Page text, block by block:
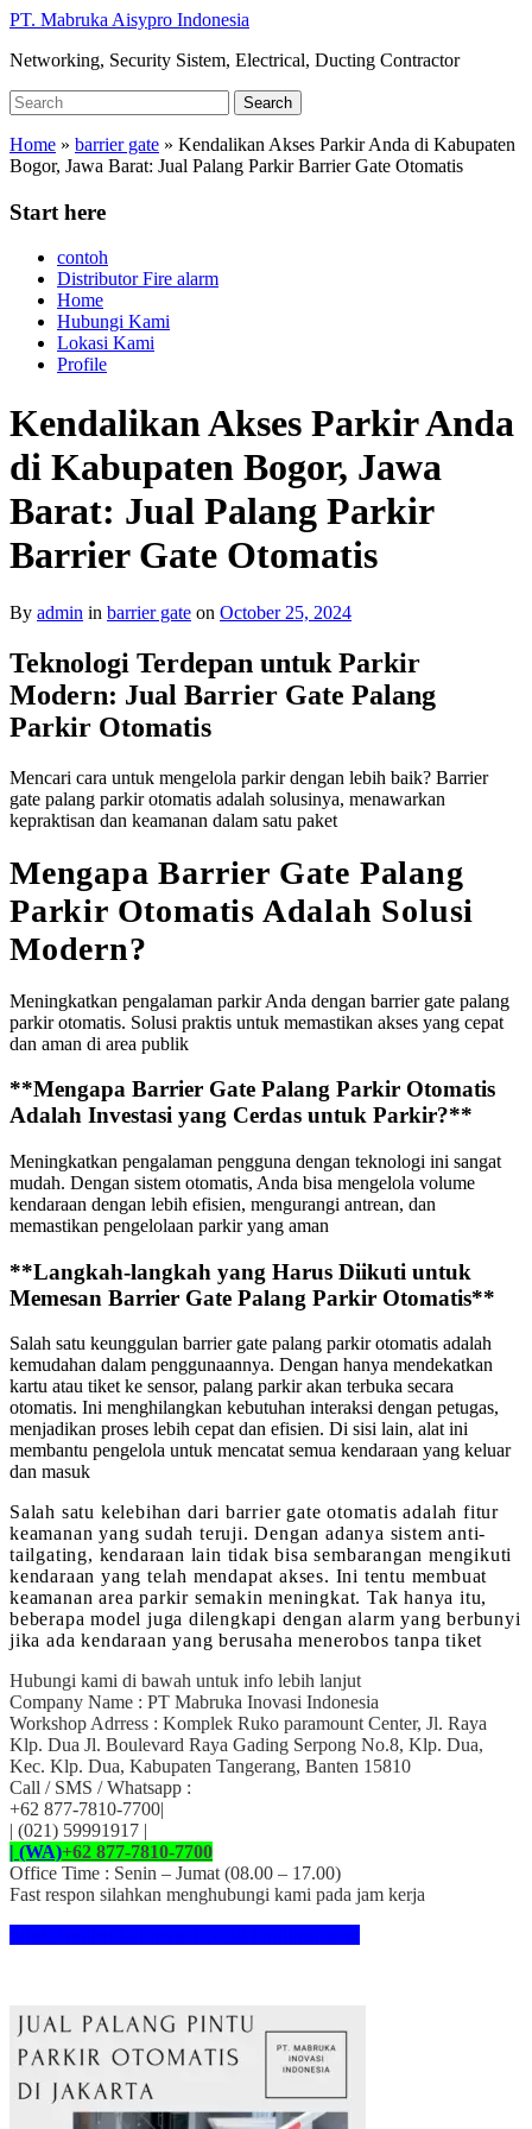
Skip
main
PT. Mabruka Aisypro Indonesia
Networking, Security Sistem, Electrical, Ducting Contractor
Search
for:
Search
Home » barrier gate » Kendalikan Akses Parkir Anda di Kabupaten
Bogor, Jawa Barat: Jual Palang Parkir Barrier Gate Otomatis
Start here
contoh
Distributor Fire alarm
Home
Hubungi Kami
Lokasi Kami
Profile
Kendalikan Akses Parkir Anda
di Kabupaten Bogor, Jawa
Barat: Jual Palang Parkir
Barrier Gate Otomatis
By admin in barrier gate on October 25, 2024
Teknologi Terdepan untuk Parkir
Modern: Jual Barrier Gate Palang
Parkir Otomatis
Mencari cara untuk mengelola parkir dengan lebih baik? Barrier
gate palang parkir otomatis adalah solusinya, menawarkan
kepraktisan dan keamanan dalam satu paket
Mengapa Barrier Gate Palang
Parkir Otomatis Adalah Solusi
Modern?
Meningkatkan pengalaman parkir Anda dengan barrier gate palang
parkir otomatis. Solusi praktis untuk memastikan akses yang cepat
dan aman di area publik
**Mengapa Barrier Gate Palang Parkir Otomatis
Adalah Investasi yang Cerdas untuk Parkir?**
Meningkatkan pengalaman pengguna dengan teknologi ini sangat
mudah. Dengan sistem otomatis, Anda bisa mengelola volume
kendaraan dengan lebih efisien, mengurangi antrean, dan
memastikan pengelolaan parkir yang aman
**Langkah-langkah yang Harus Diikuti untuk
Memesan Barrier Gate Palang Parkir Otomatis**
Salah satu keunggulan barrier gate palang parkir otomatis adalah
kemudahan dalam penggunaannya. Dengan hanya mendekatkan
kartu atau tiket ke sensor, palang parkir akan terbuka secara
otomatis. Ini menghilangkan kebutuhan interaksi dengan petugas,
menjadikan proses lebih cepat dan efisien. Di sisi lain, alat ini
membantu pengelola untuk mencatat semua kendaraan yang keluar
dan masuk
Salah satu kelebihan dari barrier gate otomatis adalah fitur
keamanan yang sudah teruji. Dengan adanya sistem anti-
tailgating, kendaraan lain tidak bisa sembarangan mengikuti
kendaraan yang telah mendapat akses. Ini tentu membuat
keamanan area parkir semakin meningkat. Tak hanya itu,
beberapa model juga dilengkapi dengan alarm yang berbunyi
jika ada kendaraan yang berusaha menerobos tanpa tiket
Hubungi kami di bawah untuk info lebih lanjut
Company Name : PT Mabruka Inovasi Indonesia
Workshop Adrress : Komplek Ruko paramount Center, Jl. Raya
Klp. Dua Jl. Boulevard Raya Gading Serpong No.8, Klp. Dua,
Kec. Klp. Dua, Kabupaten Tangerang, Banten 15810
Call / SMS / Whatsapp :
+62 877-7810-7700|
| (021) 59991917 |
| (WA)+62 877-7810-7700
Office Time : Senin – Jumat (08.00 – 17.00)
Fast respon silahkan menghubungi kami pada jam kerja